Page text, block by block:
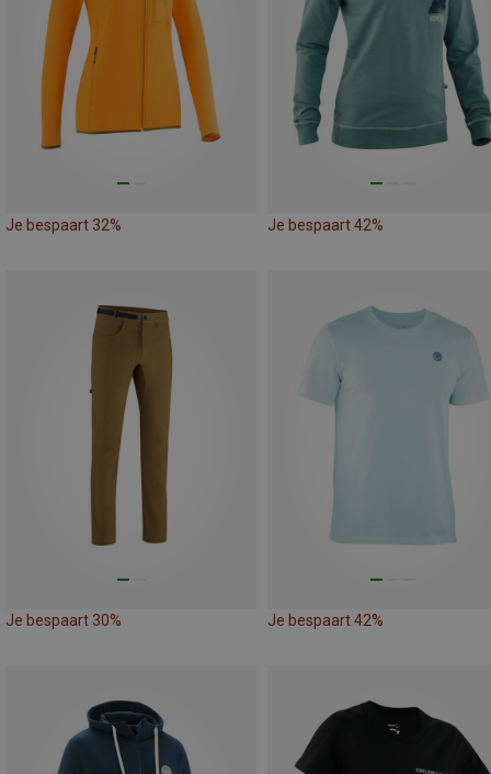
Je bespaart 32% Je bespaart 42%
Je bespaart 30% Je bespaart 42%